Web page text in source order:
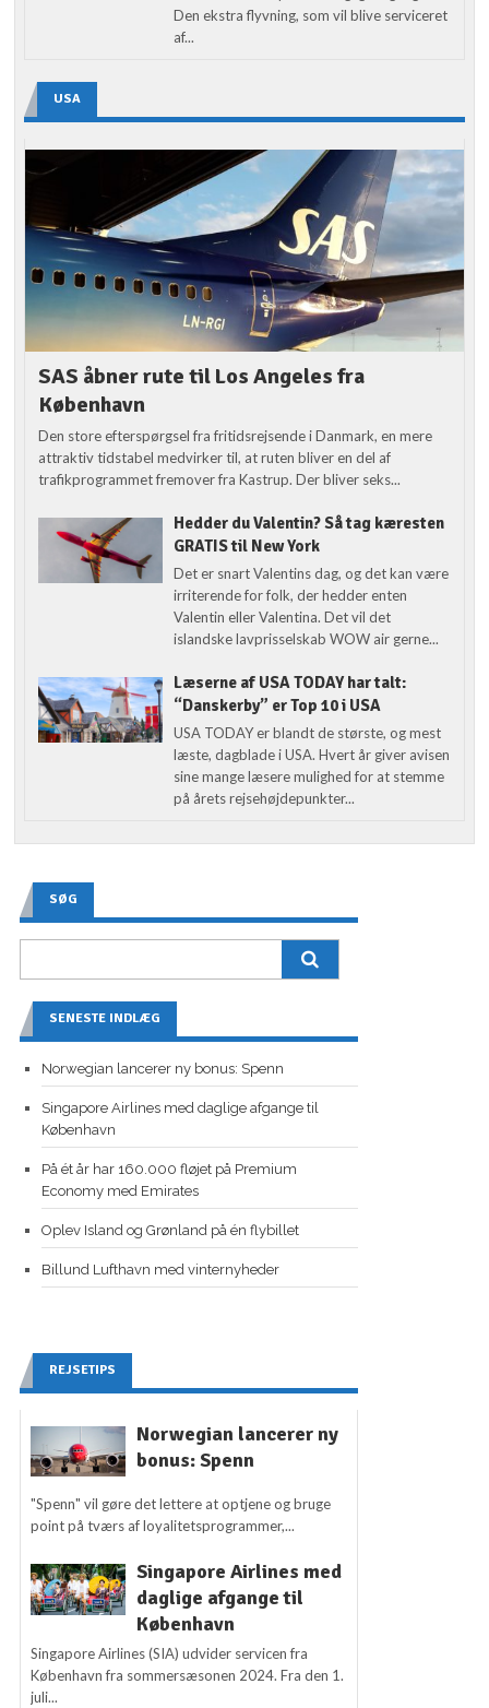
Den ekstra flyvning, som vil blive serviceret
af...
USA
SAS åbner rute til Los Angeles fra
København
Den store efterspørgsel fra fritidsrejsende i Danmark, en mere
attraktiv tidstabel medvirker til, at ruten bliver en del af
trafikprogrammet fremover fra Kastrup. Der bliver seks...
Hedder du Valentin? Så tag kæresten
GRATIS til New York
Det er snart Valentins dag, og det kan være
irriterende for folk, der hedder enten
Valentin eller Valentina. Det vil det
islandske lavprisselskab WOW air gerne...
Læserne af USA TODAY har talt:
“Danskerby” er Top 10 i USA
USA TODAY er blandt de største, og mest
læste, dagblade i USA. Hvert år giver avisen
sine mange læsere mulighed for at stemme
på årets rejsehøjdepunkter...
SØG
SENESTE INDLÆG
Norwegian lancerer ny bonus: Spenn
Singapore Airlines med daglige afgange til
København
På ét år har 160.000 fløjet på Premium
Economy med Emirates
Oplev Island og Grønland på én flybillet
Billund Lufthavn med vinternyheder
REJSETIPS
Norwegian lancerer ny
bonus: Spenn
"Spenn" vil gøre det lettere at optjene og bruge
point på tværs af loyalitetsprogrammer,...
Singapore Airlines med
daglige afgange til
København
Singapore Airlines (SIA) udvider servicen fra
København fra sommersæsonen 2024. Fra den 1.
juli...